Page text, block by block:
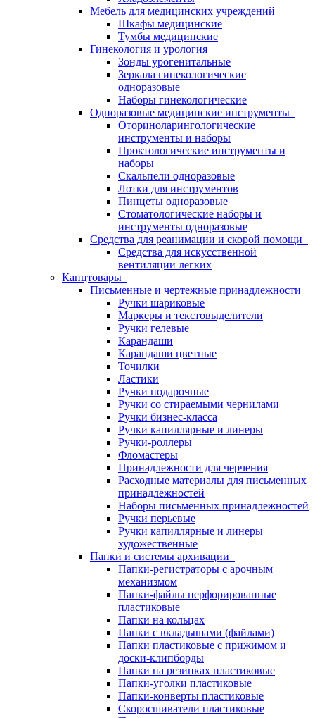
Мебель для медицинских учреждений
Шкафы медицинские
Тумбы медицинские
Гинекология и урология
Зонды урогенитальные
Зеркала гинекологические
одноразовые
Наборы гинекологические
Одноразовые медицинские инструменты
Оториноларингологические
инструменты и наборы
Проктологические инструменты и
наборы
Скальпели одноразовые
Лотки для инструментов
Пинцеты одноразовые
Стоматологические наборы и
инструменты одноразовые
Средства для реанимации и скорой помощи
Средства для искусственной
вентиляции легких
Канцтовары
Письменные и чертежные принадлежности
Ручки шариковые
Маркеры и текстовыделители
Ручки гелевые
Карандаши
Карандаши цветные
Точилки
Ластики
Ручки подарочные
Ручки со стираемыми чернилами
Ручки бизнес-класса
Ручки капиллярные и линеры
Ручки-роллеры
Фломастеры
Принадлежности для черчения
Расходные материалы для письменных
принадлежностей
Наборы письменных принадлежностей
Ручки перьевые
Ручки капиллярные и линеры
художественные
Папки и системы архивации
Папки-регистраторы с арочным
механизмом
Папки-файлы перфорированные
пластиковые
Папки на кольцах
Папки с вкладышами (файлами)
Папки пластиковые с прижимом и
доски-клипборды
Папки на резинках пластиковые
Папки-уголки пластиковые
Папки-конверты пластиковые
Скоросшиватели пластиковые